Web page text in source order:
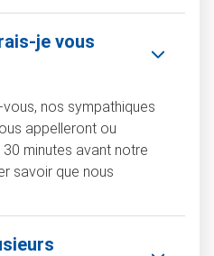
je vous
nos sympathiques
appelleront ou
minutes avant notre
savoir que nous